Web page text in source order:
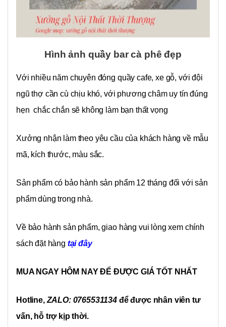
Hình ảnh quầy bar cà phê đẹp
Với nhiều năm chuyên đóng quầy cafe, xe gỗ, với đội
ngũ thợ cần cù chịu khó, với phương châm uy tín đúng
hẹn chắc chắn sẽ không làm bạn thất vọng
Xưởng nhận làm theo yêu cầu của khách hàng về mẫu
mã, kích thước, màu sắc.
Sản phẩm có bảo hành sản phẩm 12 tháng đối với sản
phẩm dùng trong nhà.
Về bảo hành sản phẩm, giao hàng vui lòng xem chính
sách đặt hàng tại đây
MUA NGAY HÔM NAY ĐỂ ĐƯỢC GIÁ TỐT NHẤT
Hotline, ZALO: 0765531134 để được nhân viên tư
vấn, hỗ trợ kịp thời.